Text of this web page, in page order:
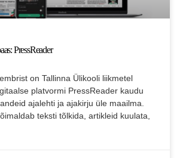
PressReader
on Tallinna Ülikooli liikmetel
platvormi PressReader kaudu
ajalehti ja ajakirju üle maailma.
teksti tõlkida, artikleid kuulata,